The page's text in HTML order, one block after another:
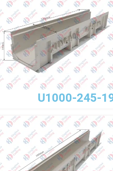
U1000-245-